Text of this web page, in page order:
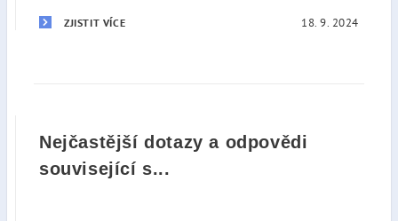
ZJISTIT VÍCE 18. 9. 2024
Nejčastější dotazy a odpovědi
související s...